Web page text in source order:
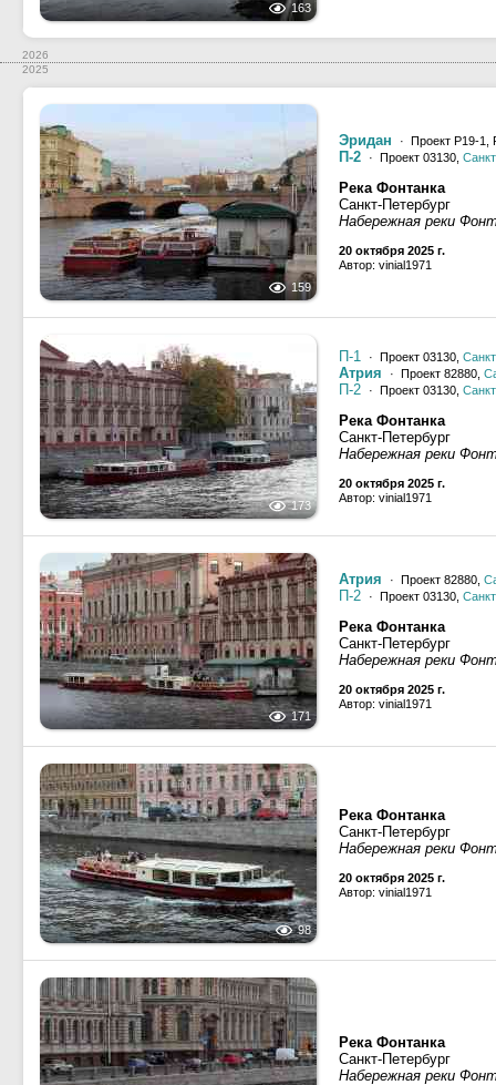
163
2026
2025
159
Эридан · Проект Р19-1,
П-2 · Проект 03130,
Река Фонтанка
Санкт-Петербург
Набережная реки
20 октября 2025 г.
Автор: vinial1971
173
П-1 · Проект 03130,
Атрия · Проект 82880,
П-2 · Проект 03130,
Река Фонтанка
Санкт-Петербург
Набережная реки
20 октября 2025 г.
Автор: vinial1971
171
Атрия · Проект 82880,
П-2 · Проект 03130,
Река Фонтанка
Санкт-Петербург
Набережная реки
20 октября 2025 г.
Автор: vinial1971
98
Река Фонтанка
Санкт-Петербург
Набережная реки
20 октября 2025 г.
Автор: vinial1971
Река Фонтанка
Санкт-Петербург
Набережная реки